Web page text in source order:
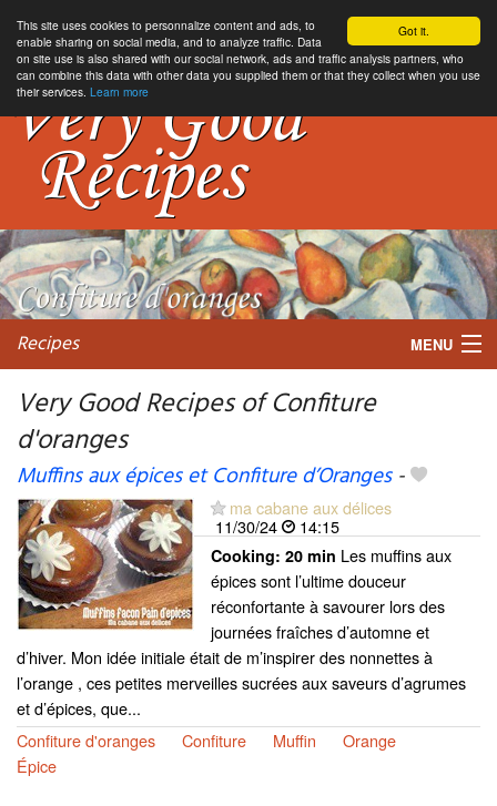
Got it.
This site uses cookies to personnalize content and ads, to
enable sharing on social media, and to analyze traffic. Data
on site use is also shared with our social network, ads and traffic analysis partners, who
can combine this data with other data you supplied them or that they collect when you use
their services. Learn more
Recipes MENU
My favorite blogs
Very Good Recipes of Confiture
d'oranges
Muffins aux épices et Confiture d’Oranges-
ma cabane aux délices
11/30/24
14:15
Cooking: 20 min Les muffins aux
épices sont l’ultime douceur
réconfortante à savourer lors des
journées fraîches d’automne et
d’hiver. Mon idée initiale était de m’inspirer des nonnettes à
l’orange , ces petites merveilles sucrées aux saveurs d’agrumes
et d’épices, que...
Confiture d'oranges
Confiture Muffin
Orange
Épice